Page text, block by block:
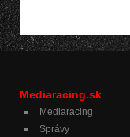
Mediaracing.sk
Mediaracing
Správy